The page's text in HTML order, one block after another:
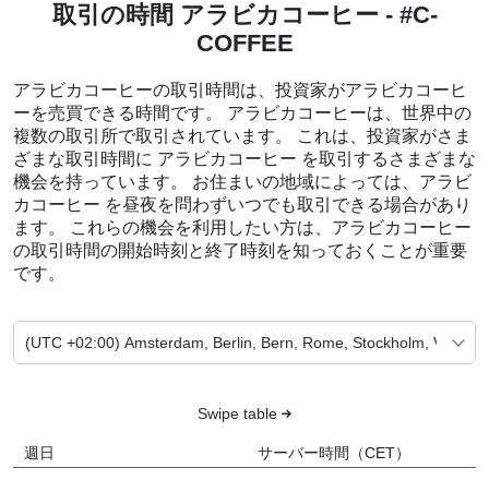
取引の時間 アラビカコーヒー - #C-
COFFEE
アラビカコーヒーの取引時間は、投資家がアラビカコーヒ
ーを売買できる時間です。 アラビカコーヒーは、世界中の
複数の取引所で取引されています。 これは、投資家がさま
ざまな取引時間に アラビカコーヒー を取引するさまざまな
機会を持っています。 お住まいの地域によっては、アラビ
カコーヒー を昼夜を問わずいつでも取引できる場合があり
ます。 これらの機会を利用したい方は、アラビカコーヒー
の取引時間の開始時刻と終了時刻を知っておくことが重要
です。
Swipe table
週日 サーバー時間（CET）